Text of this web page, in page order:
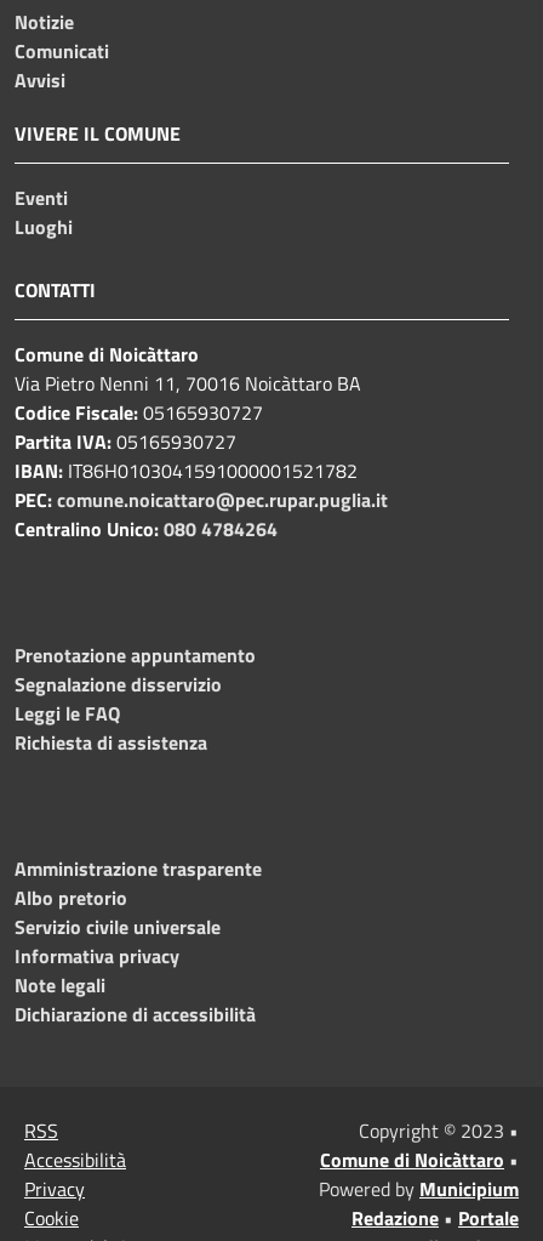
Notizie
Comunicati
Avvisi
VIVERE IL COMUNE
Eventi
Luoghi
CONTATTI
Comune di Noicàttaro
Via Pietro Nenni 11, 70016 Noicàttaro BA
Codice Fiscale:05165930727
Partita IVA:05165930727
IBAN: IT86H0103041591000001521782
PEC:comune.noicattaro@pec.rupar.puglia.it
Centralino Unico:080 4784264
Prenotazione appuntamento
Segnalazione disservizio
Leggi le FAQ
Richiesta di assistenza
Amministrazione trasparente
Albo pretorio
Servizio civile universale
Informativa privacy
Note legali
Dichiarazione di accessibilità
RSS
Accessibilità
Privacy
Cookie
Copyright © 2023 •
Comune di Noicàttaro •
Powered by Municipium
Redazione • Portale